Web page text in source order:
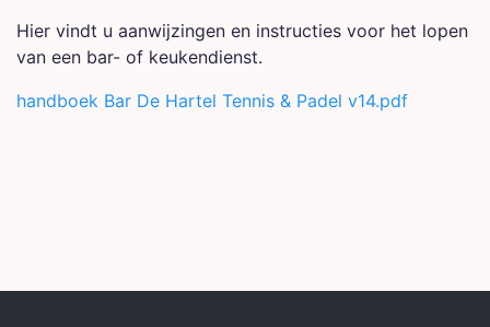
Hier vindt u aanwijzingen en instructies voor het lopen
van een bar- of keukendienst.
handboek Bar De Hartel Tennis & Padel v14.pdf